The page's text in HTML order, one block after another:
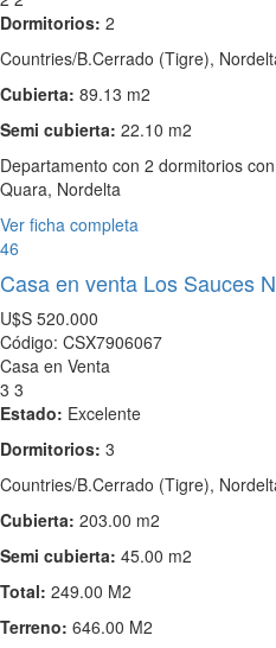
Dormitorios: 2
Countries/B.Cerrado (Tigre),
Cubierta: 89.13 m2
Semi cubierta: 22.10 m2
Departamento con 2 dormitorios
Quara, Nordelta
Ver ficha completa
46
Casa en venta Los Sauces
U$S 520.000
Código: CSX7906067
Casa en Venta
3 3
Estado: Excelente
Dormitorios: 3
Countries/B.Cerrado (Tigre),
Cubierta: 203.00 m2
Semi cubierta: 45.00 m2
Total: 249.00 M2
Terreno: 646.00 M2